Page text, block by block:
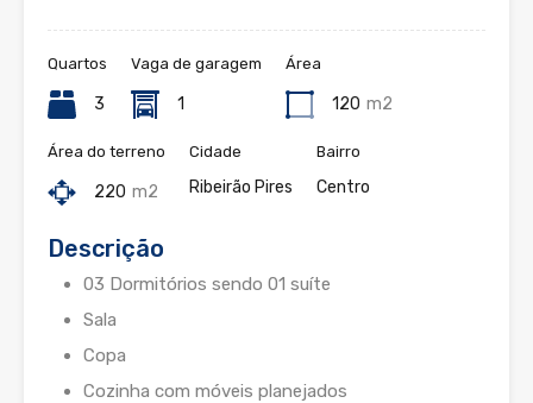
Quartos
3
Vaga de garagem
1
Área
120 m2
Área do terreno
220 m2
Cidade
Ribeirão Pires
Bairro
Centro
Descrição
03 Dormitórios sendo 01 suíte
Sala
Copa
Cozinha com móveis planejados